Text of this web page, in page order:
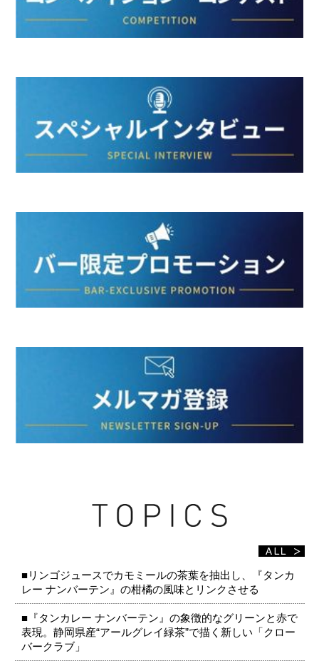
■リンゴジュースでカモミールの茶葉を抽出し、『タンカ
レー ナンバーテン』の柑橘の風味とリンクさせる
■『タンカレー ナンバーテン』の象徴的なグリーンと赤で
表現。静岡県産“アールグレイ緑茶”で描く新しい「クロー
バークラブ」